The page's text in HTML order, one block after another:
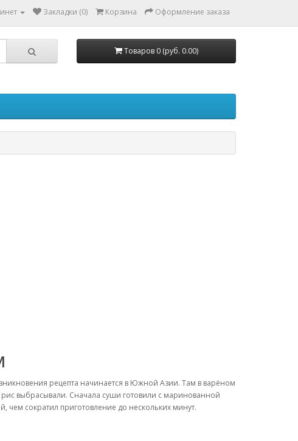
Закладки (0) Корзина Оформление заказа
Товаров 0 (руб. 0.00)
рецепта начинается в Южной Азии. Там в варёном
выбрасывали. Сначала суши готовили с маринованной
чем сократил приготовление до нескольких минут.